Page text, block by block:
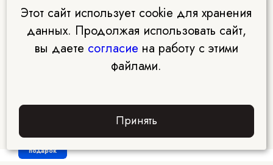
подарок
Этот сайт использует cookie для хранения
данных. Продолжая использовать сайт,
вы даете согласие на работу с этими
файлами.
Принять